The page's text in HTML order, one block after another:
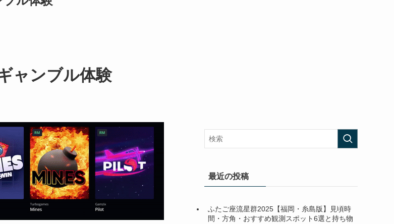
ャンブル体験
最近の投稿
ふたご座流星群2025【福岡・糸島版】見頃時
間・方角・おすすめ観測スポット6選と持ち物